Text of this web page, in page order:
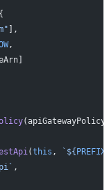
],
,
(this , `${PREFIX
,